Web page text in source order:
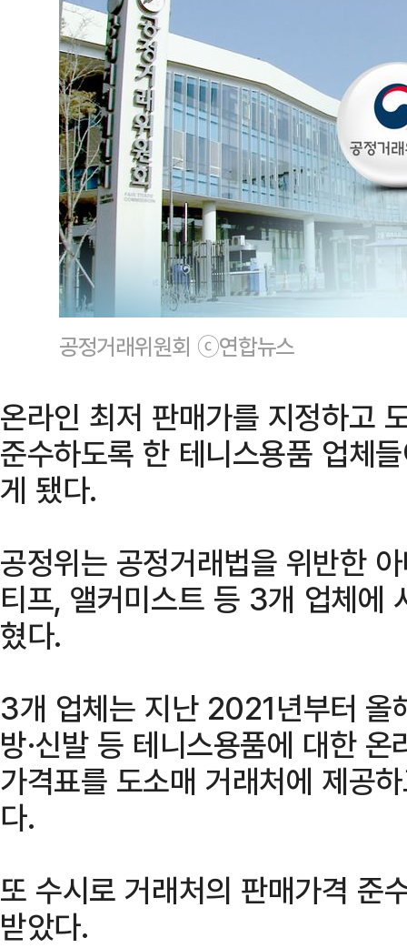
공정거래위원회 ⓒ연합뉴스
온라인 최저 판매가를 지정하고
준수하도록 한 테니스용품 업체
게 됐다.
공정위는 공정거래법을 위반한
티프, 앨커미스트 등 3개 업체에
혔다.
3개 업체는 지난 2021년부터 올
방·신발 등 테니스용품에 대한
가격표를 도소매 거래처에 제공
다.
또 수시로 거래처의 판매가격 준
받았다.